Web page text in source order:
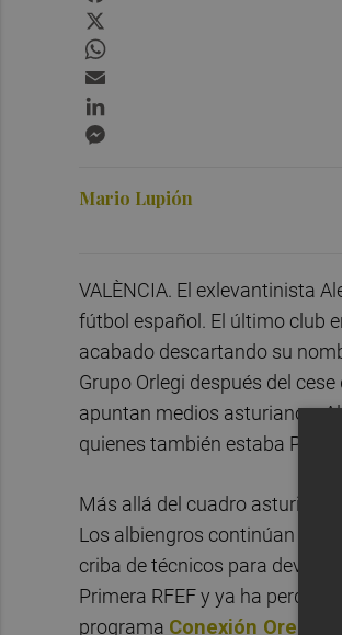
Mario Lupión
VALÈNCIA. El exlevantinista
fútbol español. El último club
acabado descartando su
Grupo Orlegi después del
apuntan medios asturianos.
quienes también estaba Paco
Más allá del cuadro
Los albiengros continúan con
criba de técnicos para
Primera RFEF y ya ha perdido
programa Conexión Orellut